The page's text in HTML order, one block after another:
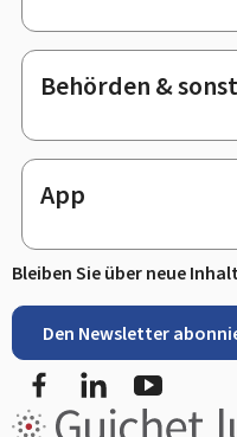
Behörden &
App
Bleiben Sie über neue
Den Newsletter
FacebookLinkedIn